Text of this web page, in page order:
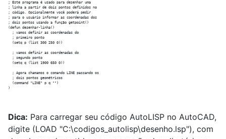
; Este programa é usado para desenhar uma
; linha a partir de dois pontos definidos no
; código. Opcionalmente você poderá pedir
; para o usuário informar as coordenadas dos
; dois pontos usando a função getpoint()
(defun desenhar-linha()
  ; vamos definir as coordenadas do
  ; primeiro ponto
  (setq p (list 300 250 0))
  ; vamos definir as coordenadas do
  ; segundo ponto
  (setq q (list 1900 650 0))
  ; Agora chamamos o comando LINE passando os
  ; dois pontos geométricos
  (command "LINE" p q "")
Dica: Para carregar seu código AutoLISP no AutoCAD,
digite (LOAD "C:\codigos_autolisp\desenho.lsp"), com